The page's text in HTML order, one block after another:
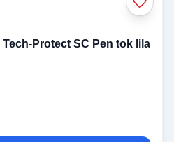
Tech-Protect SC Pen tok lila